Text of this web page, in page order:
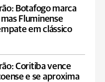
Botafogo marca
Fluminense
em clássico
Coritiba vence
e se aproxima